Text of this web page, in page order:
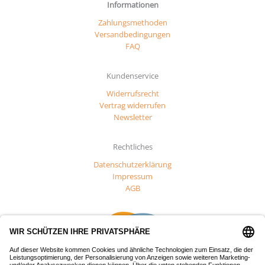
Informationen
Zahlungsmethoden
Versandbedingungen
FAQ
Kundenservice
Widerrufsrecht
Vertrag widerrufen
Newsletter
Rechtliches
Datenschutzerklärung
Impressum
AGB